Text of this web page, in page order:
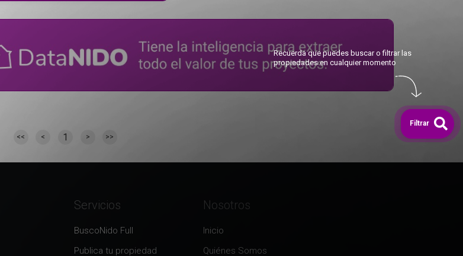
<< < 1 > >>
Servicios
BuscoNido Full
Publica tu propiedad
Nosotros
Inicio
Quiénes Somos
Recuerda que puedes buscar o filtrar las
propiedades en cualquier momento
Filtrar